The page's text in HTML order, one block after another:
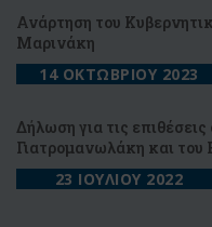
Ανάρτηση του
Μαρινάκη
14 ΟΚΤΩΒΡΙΟΥ 2023
Δήλωση για τις
Γιατρομανωλάκη και του
23 ΙΟΥΛΙΟΥ 2022